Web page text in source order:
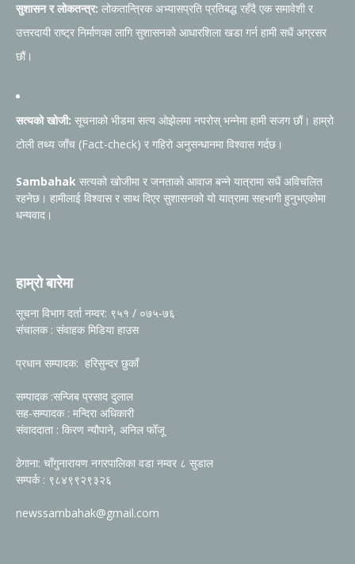
सुशासन र लोकतन्त्र: लोकतान्त्रिक अभ्यासप्रति प्रतिबद्ध रहँदै एक समावेशी र
उत्तरदायी राष्ट्र निर्माणका लागि सुशासनको आधारशिला खडा गर्न हामी सधैं अग्रसर
छौं।
सत्यको खोजी: सूचनाको भीडमा सत्य ओझेलमा नपरोस् भन्नेमा हामी सजग छौं। हाम्रो
टोली तथ्य जाँच (Fact-check) र गहिरो अनुसन्धानमा विश्वास गर्दछ।
Sambahak सत्यको खोजीमा र जनताको आवाज बन्ने यात्रामा सधैं अविचलित
रहनेछ। हामीलाई विश्वास र साथ दिएर सुशासनको यो यात्रामा सहभागी हुनुभएकोमा
धन्यवाद।
हाम्रो बारेमा
सूचना विभाग दर्ता नम्वर: ९५१ / ०७५-७६
संचालक : संवाहक मिडिया हाउस
प्रधान सम्पादक: हरिसुन्दर छुकाँ
सम्पादक :सन्जिब प्रसाद दुलाल
सह-सम्पादक : मन्दिरा अधिकारी
संवाददाता : किरण न्यौपाने, अनिल फोँजू
ठेगाना: चाँगुनारायण नगरपालिका वडा नम्वर ८ सुडाल
सम्पर्क : ९८४९९२९३२६
newssambahak@gmail.com